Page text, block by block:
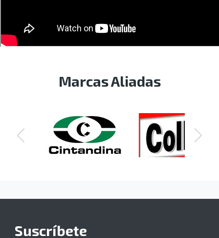
Marcas Aliadas
Suscríbete